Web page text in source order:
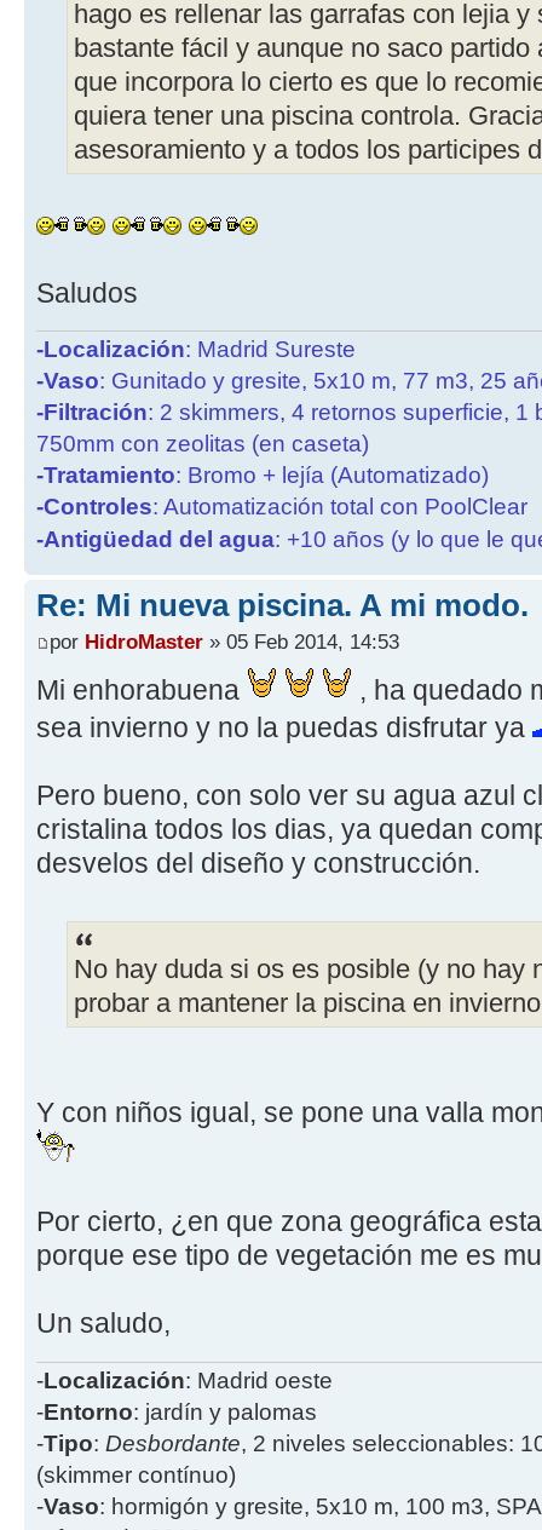
hago es rellenar las garrafas con lejia
bastante fácil y aunque no saco
que incorpora lo cierto es que lo
quiera tener una piscina controla.
asesoramiento y a todos los participes
Saludos
-Localización: Madrid Sureste
-Vaso: Gunitado y gresite, 5x10 m, 77 m3, 25
-Filtración: 2 skimmers, 4 retornos superficie, 1
750mm con zeolitas (en caseta)
-Tratamiento: Bromo + lejía (Automatizado)
-Controles: Automatización total con PoolClear
-Antigüedad del agua: +10 años (y lo que le
Re: Mi nueva piscina. A mi modo.
por HidroMaster » 05 Feb 2014, 14:53
Mi enhorabuena
, ha quedado
sea invierno y no la puedas disfrutar ya
Pero bueno, con solo ver su agua azul
cristalina todos los dias, ya quedan
desvelos del diseño y construcción.
No hay duda si os es posible (y no hay
probar a mantener la piscina en
Y con niños igual, se pone una valla
Por cierto, ¿en que zona geográfica
porque ese tipo de vegetación me es
Un saludo,
-Localización: Madrid oeste
-Entorno: jardín y palomas
-Tipo: Desbordante, 2 niveles seleccionables:
(skimmer contínuo)
-Vaso: hormigón y gresite, 5x10 m, 100 m3,